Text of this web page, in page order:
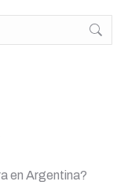
en Argentina?